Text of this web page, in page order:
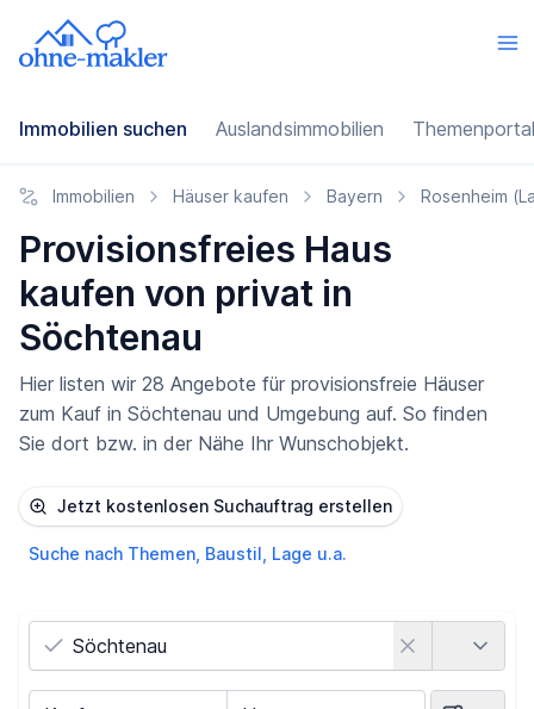
Immobilien suchen Auslandsimmobilien
Immobilien Häuser kaufen Bayern Rosenheim
Provisionsfreies Haus
kaufen von privat in
Söchtenau
Hier listen wir 28 Angebote für provisionsfreie Häuser
zum Kauf in Söchtenau und Umgebung auf. So finden
Sie dort bzw. in der Nähe Ihr Wunschobjekt.
Jetzt kostenlosen Suchauftrag erstellen
Suche nach Themen, Baustil, Lage u.a.